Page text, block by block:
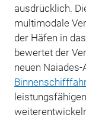
ausdrücklich.
multimodale
der Häfen in
bewertet der
neuen